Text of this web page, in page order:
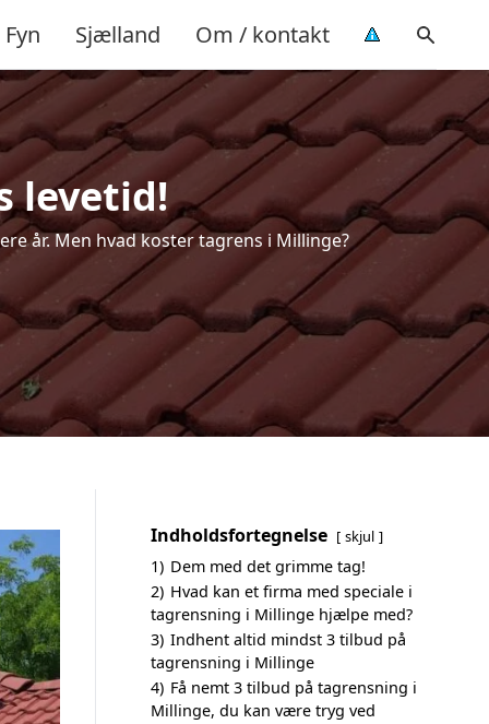
Fyn Sjælland Om / kontakt
levetid!
år. Men hvad koster tagrens i Millinge?
Indholdsfortegnelse skjul
1) Dem med det grimme tag!
2) Hvad kan et firma med speciale i
tagrensning i Millinge hjælpe med?
3) Indhent altid mindst 3 tilbud på
tagrensning i Millinge
4) Få nemt 3 tilbud på tagrensning i
Millinge, du kan være tryg ved